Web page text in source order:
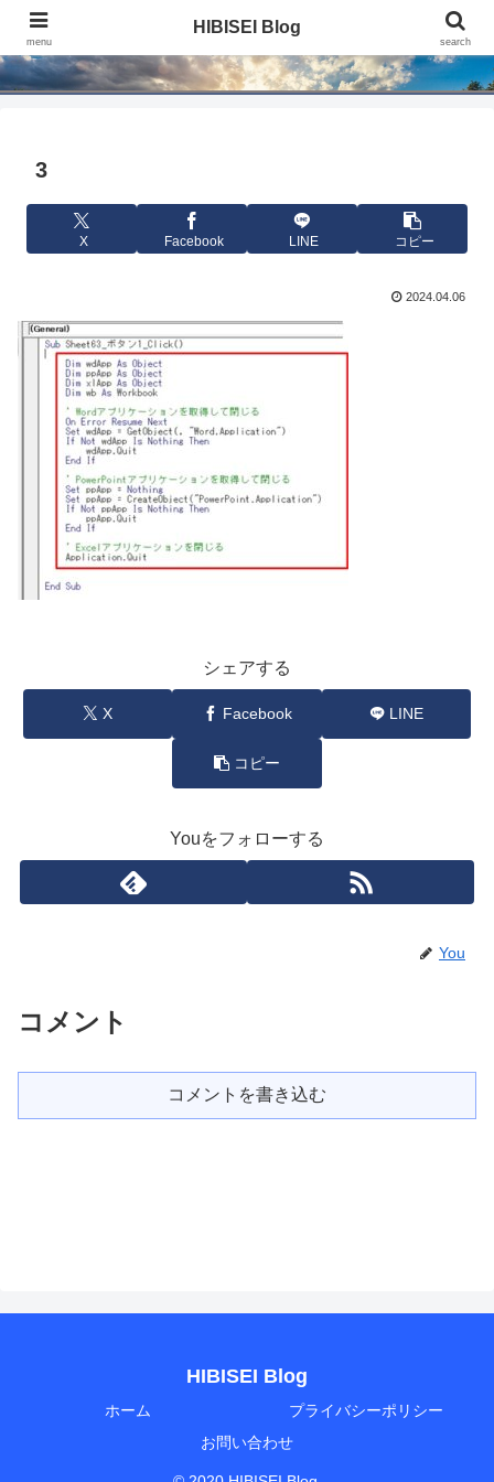
HIBISEI Blog
3
X Facebook LINE コピー
2024.04.06
シェアする
X Facebook LINE
コピー
Youをフォローする
You
コメント
コメントを書き込む
HIBISEI Blog
ホーム
プライバシーポリシー
お問い合わせ
menu
HIBISEI Blog
search